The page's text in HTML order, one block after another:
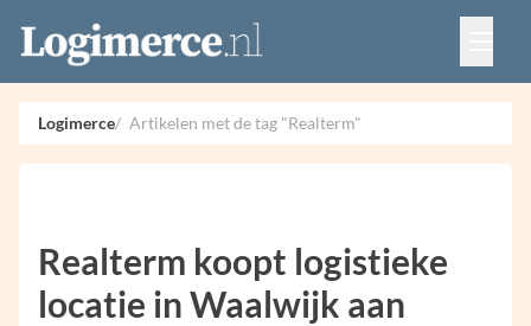
Vacatures
Events
Adverteren
Partners
Logimerce Artikelen met de tag "Realterm"
Realterm koopt logistieke
locatie in Waalwijk aan